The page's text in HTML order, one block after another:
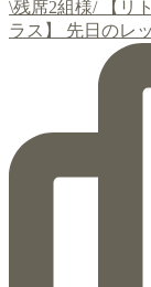
\残席2組様/ 【リ
ラス】 先日のレ